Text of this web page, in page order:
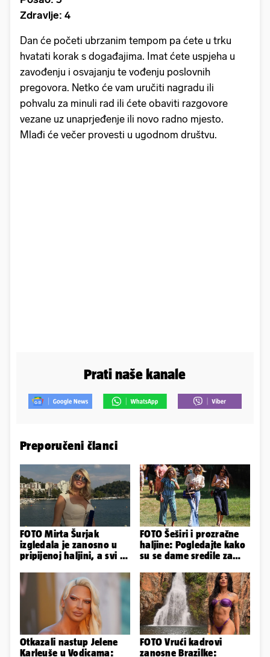
Zdravlje: 4
Dan će početi ubrzanim tempom pa ćete u trku
hvatati korak s događajima. Imat ćete uspjeha u
zavođenju i osvajanju te vođenju poslovnih
pregovora. Netko će vam uručiti nagradu ili
pohvalu za minuli rad ili ćete obaviti razgovore
vezane uz unaprjeđenje ili novo radno mjesto.
Mlađi će večer provesti u ugodnom društvu.
Prati naše kanale
Preporučeni članci
FOTO Mirta Šurjak
izgledala je zanosno u
pripijenoj haljini, a svi su
FOTO Šeširi i prozračne
haljine: Pogledajte kako
su se dame sredile za
Otkazali nastup Jelene
Karleuše u Vodicama:
FOTO Vrući kadrovi
zanosne Brazilke: